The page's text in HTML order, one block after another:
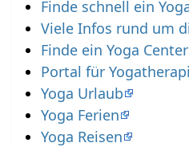
Finde schnell ein
Viele Infos rund um
Finde ein Yoga
Portal für
Yoga Urlaub
Yoga Ferien
Yoga Reisen